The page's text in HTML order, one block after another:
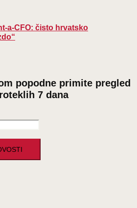
a-CFO: čisto hrvatsko
popodne primite pregled
7 dana